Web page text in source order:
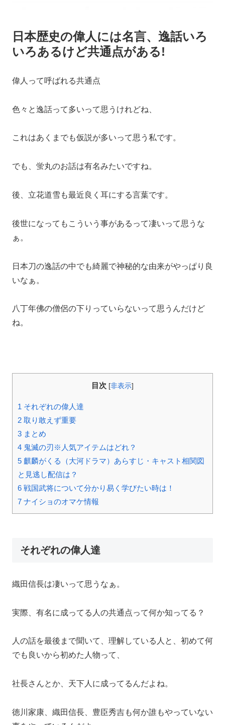
日本歴史の偉人には名言、逸話いろ
いろあるけど共通点がある!
偉人って呼ばれる共通点
色々と逸話って多いって思うけれどね、
これはあくまでも仮説が多いって思う私です。
でも、蛍丸のお話は有名みたいですね。
後、立花道雪も最近良く耳にする言葉です。
後世になってもこういう事があるって凄いって思うな
ぁ。
日本刀の逸話の中でも綺麗で神秘的な由来がやっぱり良
いなぁ。
八丁年佛の僧侶の下りっていらないって思うんだけど
ね。
目次 [非表示]
1 それぞれの偉人達
2 取り敢えず重要
3 まとめ
4 鬼滅の刃※人気アイテムはどれ？
5 麒麟がくる（大河ドラマ）あらすじ・キャスト相関図
と見逃し配信は？
6 戦国武将について分かり易く学びたい時は！
7 ナイショのオマケ情報
それぞれの偉人達
織田信長は凄いって思うなぁ。
実際、有名に成ってる人の共通点って何か知ってる？
人の話を最後まで聞いて、理解している人と、初めて何
でも良いから初めた人物って、
社長さんとか、天下人に成ってるんだよね。
徳川家康、織田信長、豊臣秀吉も何か誰もやっていない